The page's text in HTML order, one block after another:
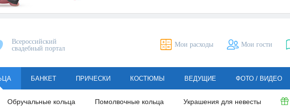
Всероссийский
свадебный портал
Мои расходы Мои гости
Обручальные кольца Помолвочные кольца Украшения для невесты
БАНКЕТ ПРИЧЕСКИ КОСТЮМЫ ВЕДУЩИЕ ФОТО / ВИДЕО